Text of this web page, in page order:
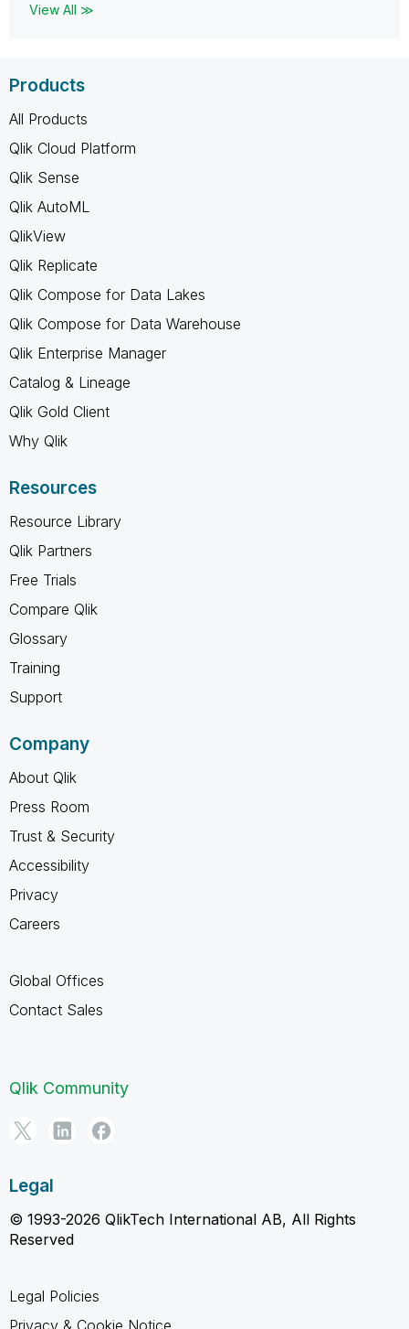
View All ≫
Products
All Products
Qlik Cloud Platform
Qlik Sense
Qlik AutoML
QlikView
Qlik Replicate
Qlik Compose for Data Lakes
Qlik Compose for Data Warehouse
Qlik Enterprise Manager
Catalog & Lineage
Qlik Gold Client
Why Qlik
Resources
Resource Library
Qlik Partners
Free Trials
Compare Qlik
Glossary
Training
Support
Company
About Qlik
Press Room
Trust & Security
Accessibility
Privacy
Careers
Global Offices
Contact Sales
Qlik Community
Legal
© 1993-2026 QlikTech International AB, All Rights
Reserved
Legal Policies
Privacy & Cookie Notice